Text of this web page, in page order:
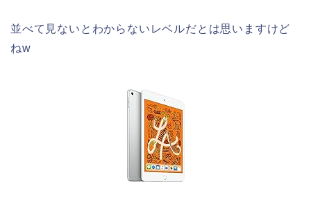
並べて見ないとわからないレベルだとは思いますけど
ねw